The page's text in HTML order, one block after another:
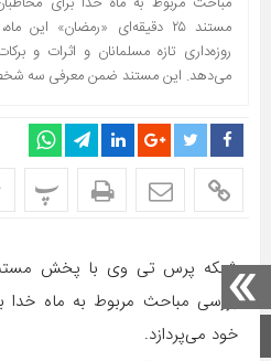
صفحه اصلی
مستند ۲۵ دقیقه‌ای «رمضان»
روزه‌داری تازه مسلمانان و اثرات و
می‌دهد. این مستند ضمن معرفی سه
پ
بررسی مباحث مربوط به ماه خدا
خود می‌پردازد.